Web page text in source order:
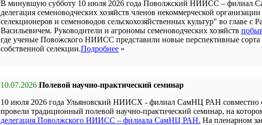
В минувшую субботу 10 июля 2026 года Поволжский НИИСС – филиал
делегация семеноводческих хозяйств членов некоммерческой
селекционеров и семеноводов сельскохозяйственных культур" во главе с
Васильевичем. Руководители и агрономы семеноводческих хозяйств
где ученые Повожского НИИСС представили новые перспективные сорта
собственной селекции.Подробнее »
10.07.2026 Полевой научно-практический семинар
10 июля 2026 года Ульяновский НИИСХ - филиал СамНЦ РАН совместно
провели традиционный полевой научно-практический семинар, на
делегация Поволжского НИИСС – филиала СамНЦ РАН. На пленарном